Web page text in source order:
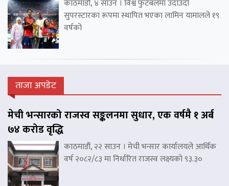
काठमाडौं, ४ साउन । विश्व फुटबलमा उदाउँदो
सुपरस्टारका रूपमा स्थापित भएका लामिन यामालले १९
वर्षको
ताजा अपडेट
मेची भन्सारको राजस्व सङ्कलनमा सुधार, एक वर्षमै १ अर्ब
७४ करोड वृद्धि
काठमाडौं, २२ साउन । मेची भन्सार कार्यालयले आर्थिक
वर्ष २०८२/८३ मा निर्धारित राजस्व लक्ष्यको ९३.३०